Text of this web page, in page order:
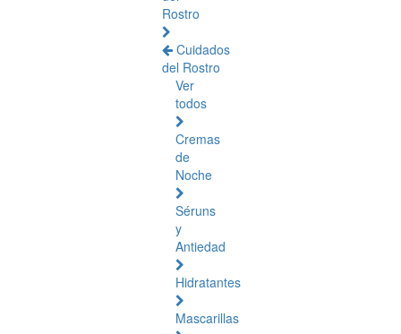
Rostro
Cuidados
del Rostro
Ver
todos
Cremas
de
Noche
Séruns
y
Antiedad
Hidratantes
Mascarillas